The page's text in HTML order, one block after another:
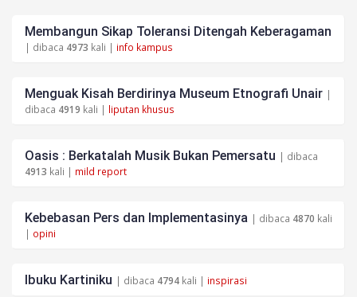
Membangun Sikap Toleransi Ditengah Keberagaman
| dibaca 4973 kali | info kampus
Menguak Kisah Berdirinya Museum Etnografi Unair |
dibaca 4919 kali | liputan khusus
Oasis : Berkatalah Musik Bukan Pemersatu | dibaca
4913 kali | mild report
Kebebasan Pers dan Implementasinya | dibaca 4870 kali
| opini
Ibuku Kartiniku | dibaca 4794 kali | inspirasi